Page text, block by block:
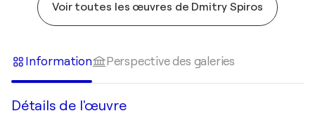
Voir toutes les œuvres de Dmitry Spiros
Information Perspective des galeries
Détails de l'œuvre